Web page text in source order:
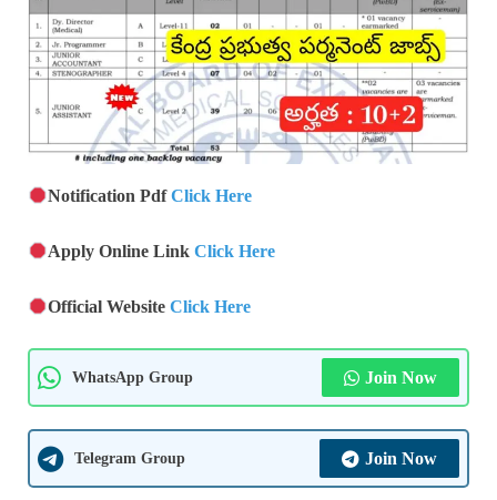
Notification PdfClick Here
Apply Online LinkClick Here
Official WebsiteClick Here
WhatsApp Group Join Now
Telegram Group Join Now